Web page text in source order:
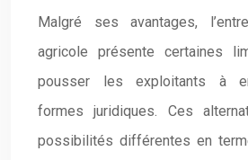
Malgré ses avantages,
agricole présente certaines
pousser les exploitants à
formes juridiques. Ces
possibilités différentes en